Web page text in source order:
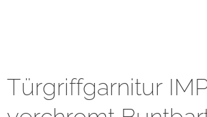
Türgriffgarnitur